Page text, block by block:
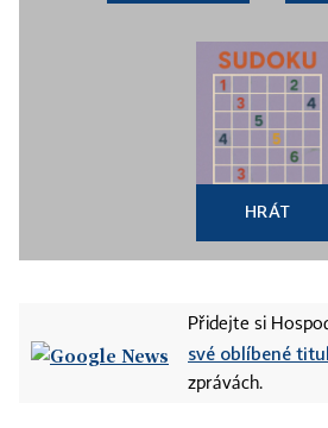
HRÁT
Přidejte si
své oblíbené
zprávách.